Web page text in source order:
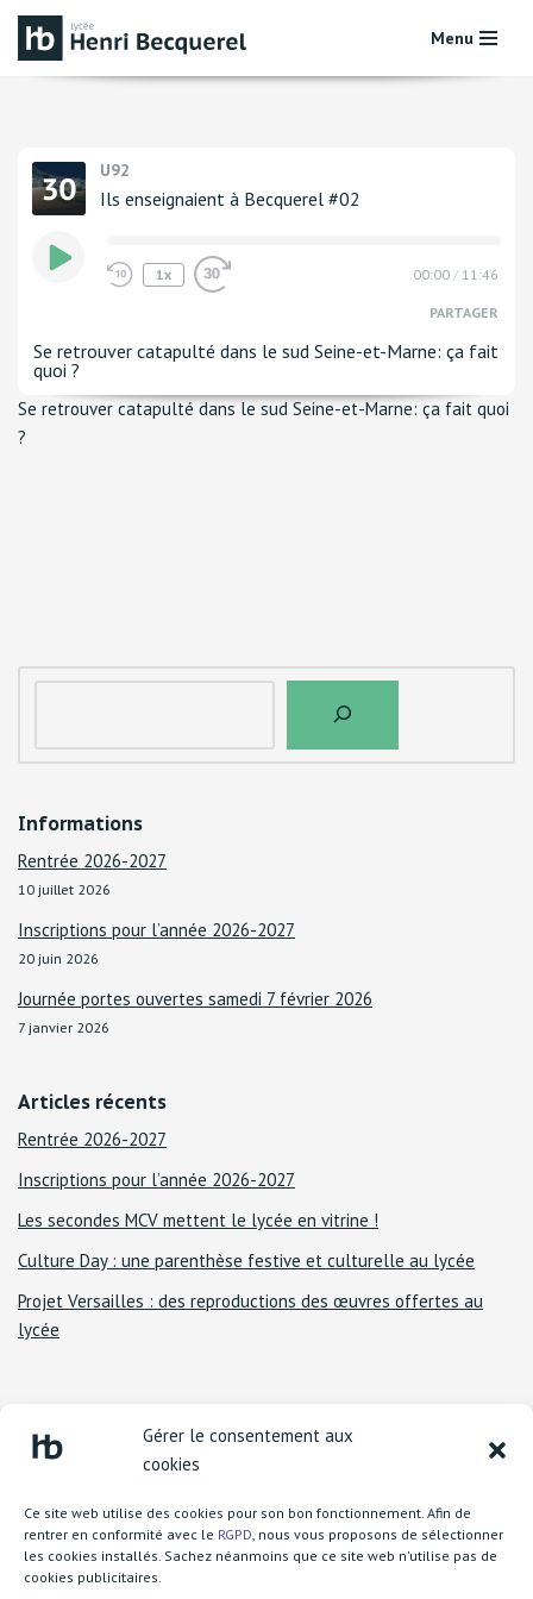
Gérer le consentement aux
cookies
Ce site web utilise des cookies pour son bon fonctionnement. Afin de
rentrer en conformité avec le RGPD, nous vous proposons de sélectionner
les cookies installés. Sachez néanmoins que ce site web n'utilise pas de
cookies publicitaires.
Aller
Menu
U92
Ils enseignaient à Becquerel #02
1x 00:00 / 11:46
PARTAGER
Se retrouver catapulté dans le sud Seine-et-Marne: ça fait
quoi ?
Se retrouver catapulté dans le sud Seine-et-Marne: ça fait quoi
?
Informations
Rentrée 2026-2027
10 juillet 2026
Inscriptions pour l’année 2026-2027
20 juin 2026
Journée portes ouvertes samedi 7 février 2026
7 janvier 2026
Articles récents
Rentrée 2026-2027
Inscriptions pour l’année 2026-2027
Les secondes MCV mettent le lycée en vitrine !
Culture Day : une parenthèse festive et culturelle au lycée
Projet Versailles : des reproductions des œuvres offertes au
lycée
Lycée Henri Becquerel